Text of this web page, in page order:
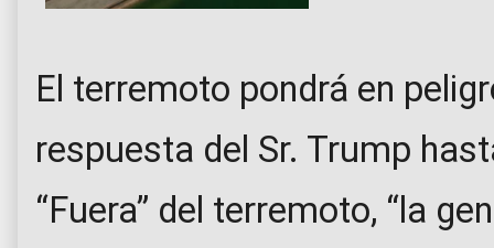
El terremoto pondrá en
respuesta del Sr. Trump
“Fuera” del terremoto, “la